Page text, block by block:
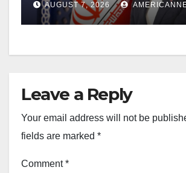
AUGUST 7, 2026
Leave a Reply
Your email address will not be
fields are marked *
Comment*